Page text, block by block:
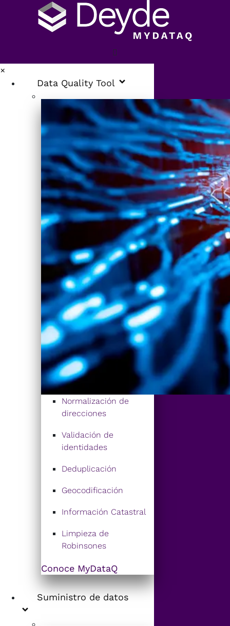
×
Data Quality Tool
Normalización de
direcciones
Validación de
identidades
Deduplicación
Geocodificación
Información Catastral
Limpieza de
Robinsones
Conoce MyDataQ
Suministro de datos